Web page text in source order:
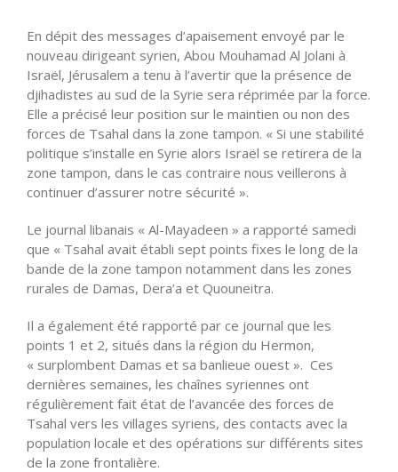
En dépit des messages d’apaisement envoyé par le
nouveau dirigeant syrien, Abou Mouhamad Al Jolani à
Israël, Jérusalem a tenu à l’avertir que la présence de
djihadistes au sud de la Syrie sera réprimée par la force.
Elle a précisé leur position sur le maintien ou non des
forces de Tsahal dans la zone tampon. « Si une stabilité
politique s’installe en Syrie alors Israël se retirera de la
zone tampon, dans le cas contraire nous veillerons à
continuer d’assurer notre sécurité ».
Le journal libanais « Al-Mayadeen » a rapporté samedi
que « Tsahal avait établi sept points fixes le long de la
bande de la zone tampon notamment dans les zones
rurales de Damas, Dera’a et Quouneitra.
Il a également été rapporté par ce journal que les
points 1 et 2, situés dans la région du Hermon,
« surplombent Damas et sa banlieue ouest ». Ces
dernières semaines, les chaînes syriennes ont
régulièrement fait état de l’avancée des forces de
Tsahal vers les villages syriens, des contacts avec la
population locale et des opérations sur différents sites
de la zone frontalière.